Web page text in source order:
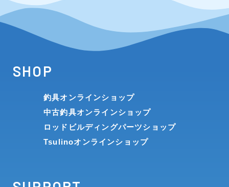
SHOP
釣具オンラインショップ
中古釣具オンラインショップ
ロッドビルディングパーツショップ
Tsulinoオンラインショップ